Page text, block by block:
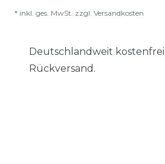
* inkl. ges. MwSt. zzgl. Versandkosten
Deutschlandweit
Rückversand.